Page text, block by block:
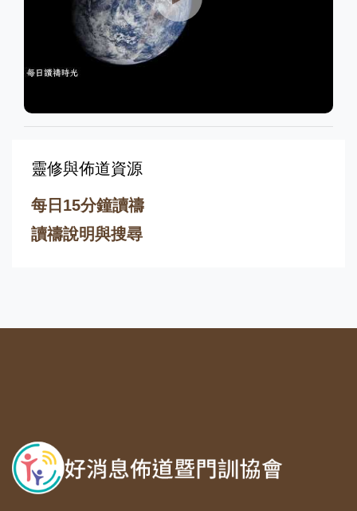
靈修與佈道資源
每日15分鐘讀禱
讀禱說明與搜尋